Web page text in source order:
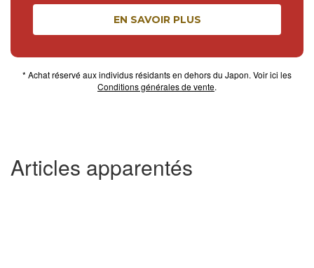
Articles apparentés
EN SAVOIR PLUS
* Achat réservé aux individus résidants en dehors du Japon. Voir ici les
Conditions générales de vente.